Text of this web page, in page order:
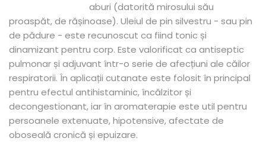
aburi (datorită mirosului său
proaspăt, de rășinoase). Uleiul de pin silvestru - sau pin
de pădure - este recunoscut ca fiind tonic și
dinamizant pentru corp. Este valorificat ca antiseptic
pulmonar și adjuvant într-o serie de afecțiuni ale căilor
respiratorii. În aplicații cutanate este folosit în principal
pentru efectul antihistaminic, încălzitor și
decongestionant, iar în aromaterapie este util pentru
persoanele extenuate, hipotensive, afectate de
oboseală cronică și epuizare.